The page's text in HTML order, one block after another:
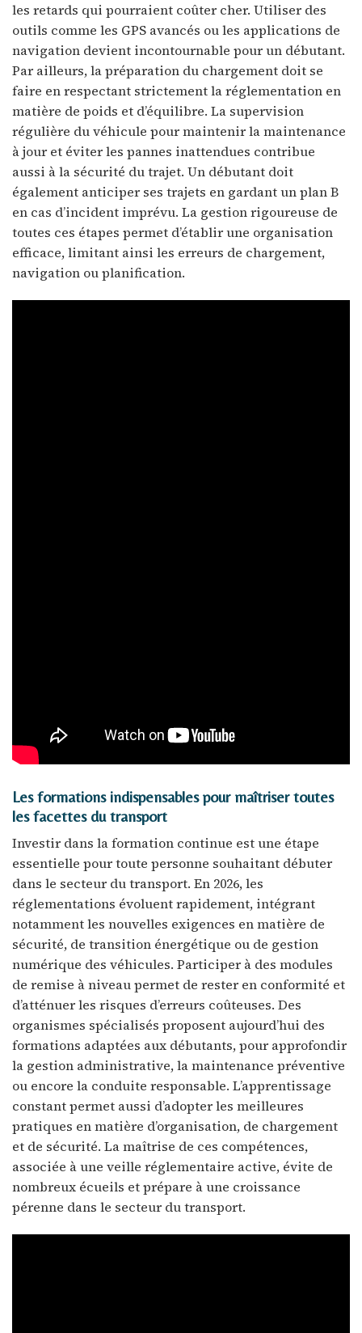
les retards qui pourraient coûter cher. Utiliser des
outils comme les GPS avancés ou les applications de
navigation devient incontournable pour un débutant.
Par ailleurs, la préparation du chargement doit se
faire en respectant strictement la réglementation en
matière de poids et d’équilibre. La supervision
régulière du véhicule pour maintenir la maintenance
à jour et éviter les pannes inattendues contribue
aussi à la sécurité du trajet. Un débutant doit
également anticiper ses trajets en gardant un plan B
en cas d’incident imprévu. La gestion rigoureuse de
toutes ces étapes permet d’établir une organisation
efficace, limitant ainsi les erreurs de chargement,
navigation ou planification.
Les formations indispensables pour maîtriser toutes
les facettes du transport
Investir dans la formation continue est une étape
essentielle pour toute personne souhaitant débuter
dans le secteur du transport. En 2026, les
réglementations évoluent rapidement, intégrant
notamment les nouvelles exigences en matière de
sécurité, de transition énergétique ou de gestion
numérique des véhicules. Participer à des modules
de remise à niveau permet de rester en conformité et
d’atténuer les risques d’erreurs coûteuses. Des
organismes spécialisés proposent aujourd’hui des
formations adaptées aux débutants, pour approfondir
la gestion administrative, la maintenance préventive
ou encore la conduite responsable. L’apprentissage
constant permet aussi d’adopter les meilleures
pratiques en matière d’organisation, de chargement
et de sécurité. La maîtrise de ces compétences,
associée à une veille réglementaire active, évite de
nombreux écueils et prépare à une croissance
pérenne dans le secteur du transport.